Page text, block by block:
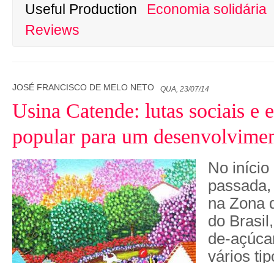
Useful Production
Economia solidária
Reviews
JOSÉ FRANCISCO DE MELO NETO QUA, 23/07/14
Usina Catende: lutas sociais e
popular para um
No início
na Zona
do
de-
vários